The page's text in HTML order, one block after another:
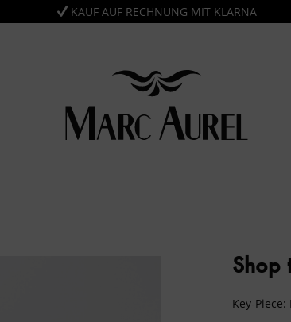
KAUF AUF RECHNUNG MIT KLARNA
Shop
Key-